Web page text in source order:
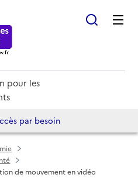
pour les
par besoin
de mouvement en vidéo